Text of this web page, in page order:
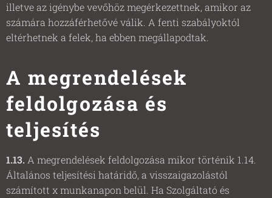
illetve az igénybe vevőhöz megérkezettnek, amikor az
számára hozzáférhetővé válik. A fenti szabályoktól
eltérhetnek a felek, ha ebben megállapodtak.
A megrendelések
feldolgozása és
teljesítés
1.13. A megrendelések feldolgozása mikor történik 1.14.
Általános teljesítési határidő, a visszaigazolástól
számított x munkanapon belül. Ha Szolgáltató és